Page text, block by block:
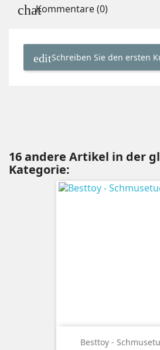
Kommentare (0)
Schreiben Sie den ersten
16 andere Artikel in der
Kategorie:
Besttoy -